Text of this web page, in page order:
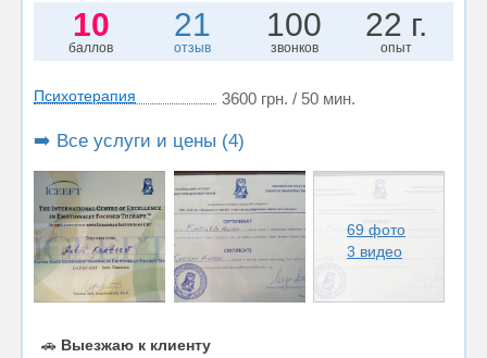
10
баллов
21
отзыв
100
звонков
22 г.
опыт
Психотерапия 3600 грн. / 50 мин.
➡️ Все услуги и цены (4)
69 фото
3 видео
🚗 Выезжаю к клиенту